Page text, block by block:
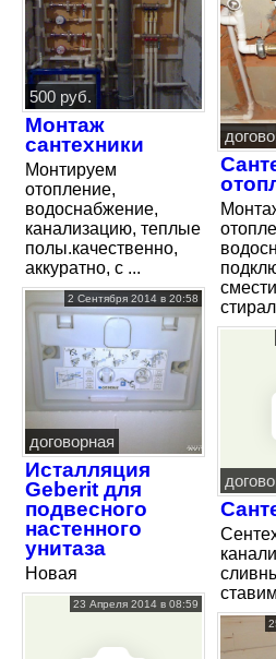
500 руб.
Монтаж
сантехники
Монтируем
отопление,
водоснабжение,
канализацию, теплые
полы.качественно,
аккуратно, с ...
2 Сентября 2014 в 20:58
договорная
Исталляция
Geberit для
подвесного
настенного
унитаза
Новая
23 Апреля 2014 в 08:59